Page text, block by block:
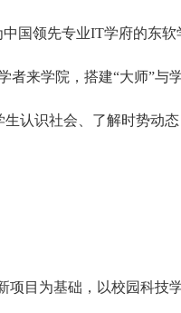
国领先专业IT学府的东
来学院，搭建“大师”与
认识社会、了解时势动
目为基础，以校园科技